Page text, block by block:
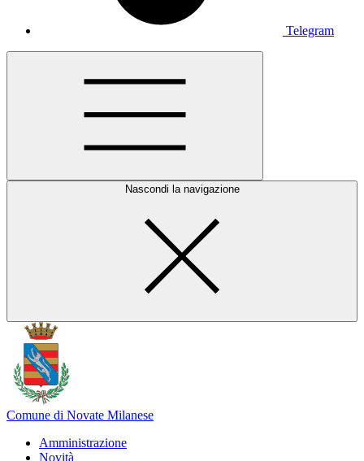
Telegram
Nascondi la navigazione
Comune di Novate Milanese
Amministrazione
Novità